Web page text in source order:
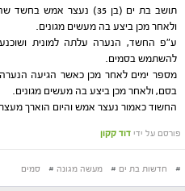
ולאחר מכן ביצע בה מעשים מגונים.
ע"פ החשד, הנערה עלתה למונית
להשתמש בסמים.
מספר ימים לאחר מכן כאשר הגיעה
בסם, ולאחר מכן ביצע בה מעשים מגונים.
החשוד כאמור נעצר אמש והיום הוארך
פורסם על ידי דוד קקון
# חדשות בת ים # מעשה מגונה # סמים